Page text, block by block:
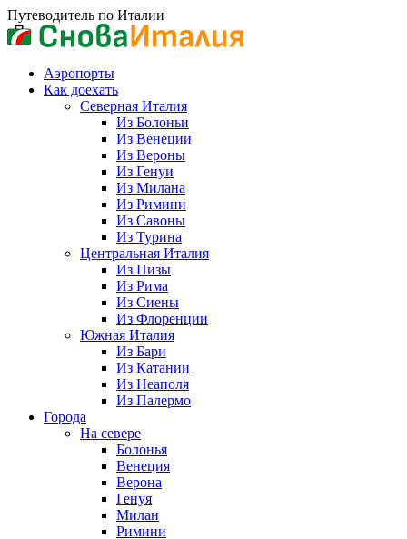
Skip
to
content
Путеводитель по Италии
Аэропорты
Как доехать
Северная Италия
Из Болоньи
Из Венеции
Из Вероны
Из Генуи
Из Милана
Из Римини
Из Савоны
Из Турина
Центральная Италия
Из Пизы
Из Рима
Из Сиены
Из Флоренции
Южная Италия
Из Бари
Из Катании
Из Неаполя
Из Палермо
Города
На севере
Болонья
Венеция
Верона
Генуя
Милан
Римини